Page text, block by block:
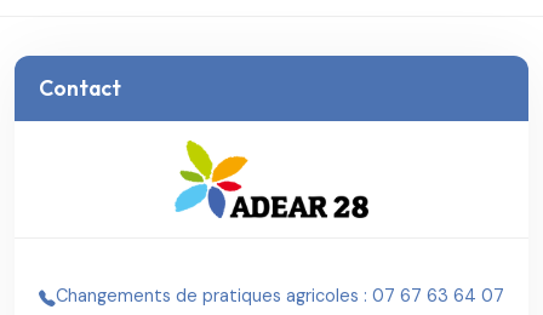
Contact
Changements de pratiques agricoles : 07 67 63 64 07